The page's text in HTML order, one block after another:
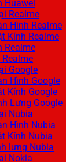
Huawei
Realme
Hình Realme
Kính Realme
Realme
Google
Hình Google
Kính Google
Lưng Google
Nubia
Hình Nubia
Kính Nubia
lưng Nubia
Nokia